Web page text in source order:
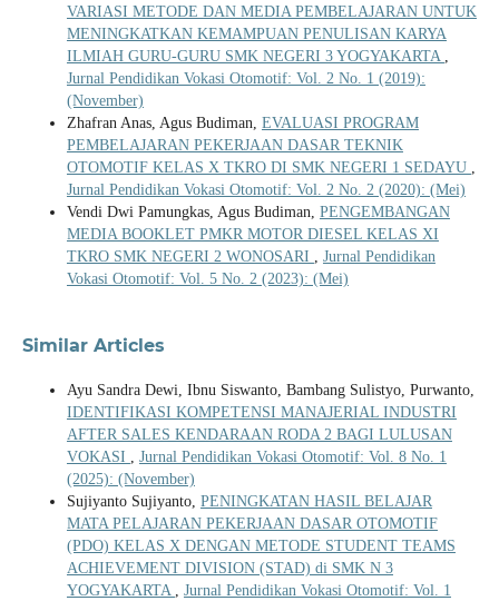
VARIASI METODE DAN MEDIA PEMBELAJARAN UNTUK
MENINGKATKAN KEMAMPUAN PENULISAN KARYA
ILMIAH GURU-GURU SMK NEGERI 3 YOGYAKARTA ,
Jurnal Pendidikan Vokasi Otomotif: Vol. 2 No. 1 (2019):
(November)
Zhafran Anas, Agus Budiman, EVALUASI PROGRAM
PEMBELAJARAN PEKERJAAN DASAR TEKNIK
OTOMOTIF KELAS X TKRO DI SMK NEGERI 1 SEDAYU ,
Jurnal Pendidikan Vokasi Otomotif: Vol. 2 No. 2 (2020): (Mei)
Vendi Dwi Pamungkas, Agus Budiman, PENGEMBANGAN
MEDIA BOOKLET PMKR MOTOR DIESEL KELAS XI
TKRO SMK NEGERI 2 WONOSARI , Jurnal Pendidikan
Vokasi Otomotif: Vol. 5 No. 2 (2023): (Mei)
Similar Articles
Ayu Sandra Dewi, Ibnu Siswanto, Bambang Sulistyo, Purwanto,
IDENTIFIKASI KOMPETENSI MANAJERIAL INDUSTRI
AFTER SALES KENDARAAN RODA 2 BAGI LULUSAN
VOKASI , Jurnal Pendidikan Vokasi Otomotif: Vol. 8 No. 1
(2025): (November)
Sujiyanto Sujiyanto, PENINGKATAN HASIL BELAJAR
MATA PELAJARAN PEKERJAAN DASAR OTOMOTIF
(PDO) KELAS X DENGAN METODE STUDENT TEAMS
ACHIEVEMENT DIVISION (STAD) di SMK N 3
YOGYAKARTA , Jurnal Pendidikan Vokasi Otomotif: Vol. 1